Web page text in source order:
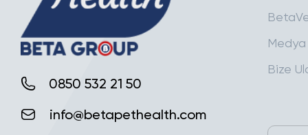
0850 532 21 50
info@betapethealth.com
Medya
Bize